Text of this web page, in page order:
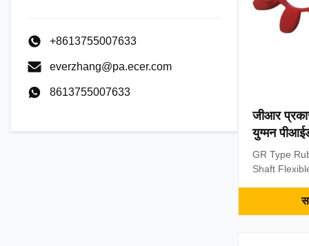
+8613755007633
everzhang@pa.ecer.com
8613755007633
जीआर
युग्मन
प्रमाणित
GR Type
Shaft
Rubber